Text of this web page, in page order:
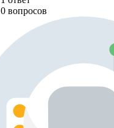
0 вопросов